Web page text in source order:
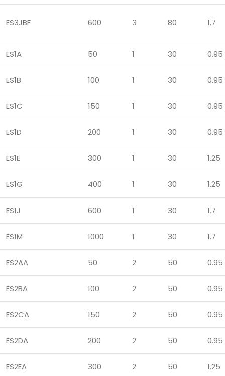
ES3JBF 600 3 80 1.7
ES1A 50 1 30 0.95
ES1B 100 1 30 0.95
ES1C 150 1 30 0.95
ES1D 200 1 30 0.95
ES1E 300 1 30 1.25
ES1G 400 1 30 1.25
ES1J 600 1 30 1.7
ES1M 1000 1 30 1.7
ES2AA 50 2 50 0.95
ES2BA 100 2 50 0.95
ES2CA 150 2 50 0.95
ES2DA 200 2 50 0.95
ES2EA 300 2 50 1.25